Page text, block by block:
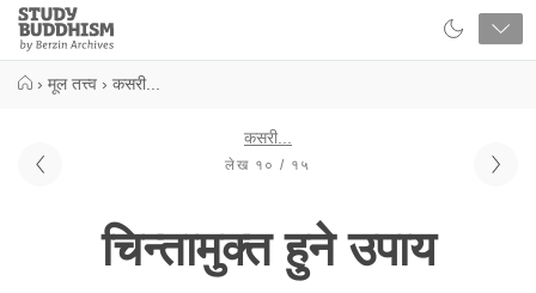
Close
Study
Buddhism
› मूल तत्त्व › कसरी...
कसरी...
लेख १० / १५
चिन्तामुक्त हुने उपाय